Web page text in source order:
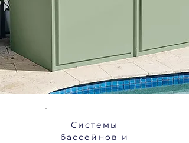
Системы
бассейнов и